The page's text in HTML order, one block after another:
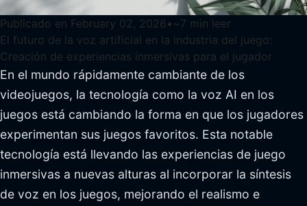
Publicado en February 02, 2026• ~ 7 min leer
El futuro de la voz artificial en la industria del juego:
Creación de experiencias inmersivas para el jugador
En el mundo rápidamente cambiante de los
videojuegos, la tecnología como la voz AI en los
juegos está cambiando la forma en que los jugadores
experimentan sus juegos favoritos. Esta notable
tecnología está llevando las experiencias de juego
inmersivas a nuevas alturas al incorporar la síntesis
de voz en los juegos, mejorando el realismo e